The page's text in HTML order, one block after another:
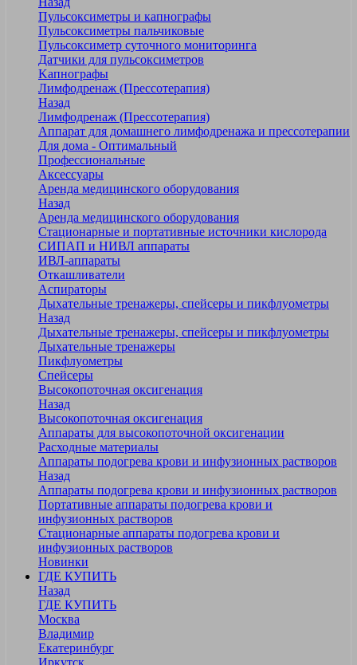
Пульсоксиметры и капнографы
Пульсоксиметры пальчиковые
Пульсоксиметр суточного мониторинга
Датчики для пульсоксиметров
Kапнографы
Лимфодренаж (Прессотерапия)
Назад
Лимфодренаж (Прессотерапия)
Аппарат для домашнего лимфодренажа и прессотерапии
Для дома - Оптимальный
Профессиональные
Аксессуары
Аренда медицинского оборудования
Назад
Аренда медицинского оборудования
Стационарные и портативные источники кислорода
СИПАП и НИВЛ аппараты
ИВЛ-аппараты
Откашливатели
Аспираторы
Дыхательные тренажеры, спейсеры и пикфлуометры
Назад
Дыхательные тренажеры, спейсеры и пикфлуометры
Дыхательные тренажеры
Пикфлуометры
Спейсеры
Высокопоточная оксигенация
Назад
Высокопоточная оксигенация
Аппараты для высокопоточной оксигенации
Расходные материалы
Аппараты подогрева крови и инфузионных растворов
Назад
Аппараты подогрева крови и инфузионных растворов
Портативные аппараты подогрева крови и
инфузионных растворов
Стационарные аппараты подогрева крови и
инфузионных растворов
Новинки
ГДЕ КУПИТЬ
Назад
ГДЕ КУПИТЬ
Москва
Владимир
Екатеринбург
Иркутск